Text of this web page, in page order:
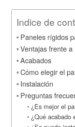
Indice de
Paneles rígidos
Ventajas frente
Acabados
Cómo elegir el
Instalación
Preguntas
¿Es mejor el
¿Qué acabado